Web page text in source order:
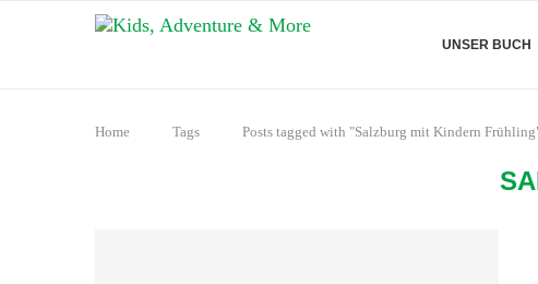
UNSER BUCH
Home Tags Posts tagged with "Salzburg mit Kindern